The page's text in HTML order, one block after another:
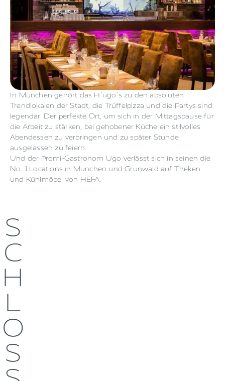
In München gehört das H´ugo´s zu den absoluten
Trendlokalen der Stadt, die Trüffelpizza und die Partys sind
legendär. Der perfekte Ort, um sich in der Mittagspause für
die Arbeit zu stärken, bei gehobener Küche ein stilvolles
Abendessen zu verbringen und zu später Stunde
ausgelassen zu feiern.
Und der Promi-Gastronom Ugo verlässt sich in seinen die
No. 1 Locations in München und Grünwald auf Theken
und Kühlmöbel von HEFA.
S
C
H
L
O
S